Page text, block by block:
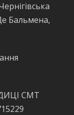
Бальмена,
СМТ